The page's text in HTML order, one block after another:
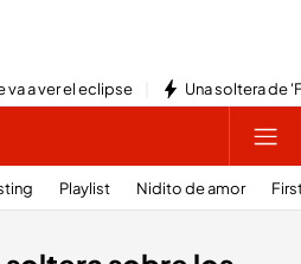
va a ver el eclipse Una soltera de
Playlist Nidito de amor